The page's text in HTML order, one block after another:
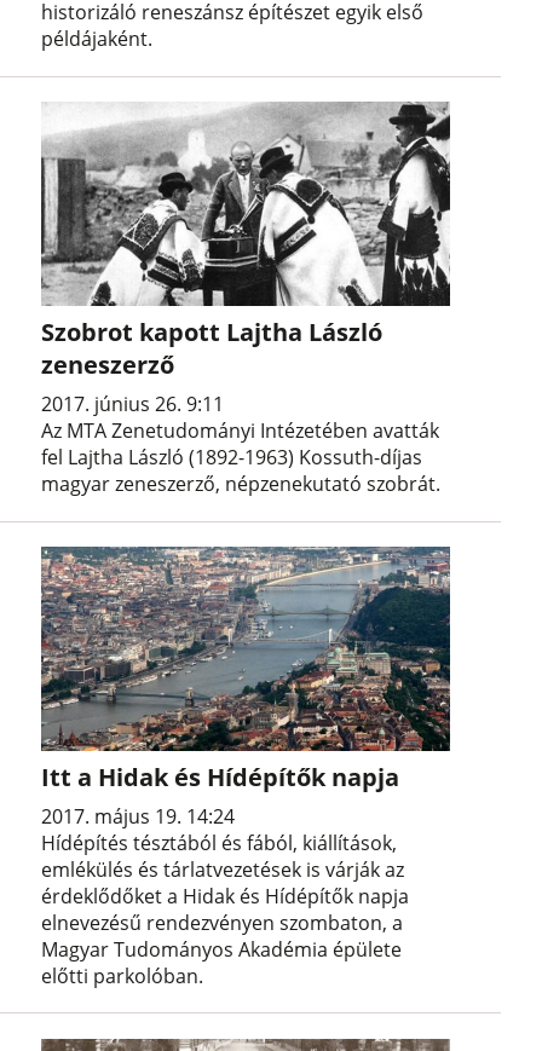
historizáló reneszánsz építészet egyik első
példájaként.
Szobrot kapott Lajtha László
zeneszerző
2017. június 26. 9:11
Az MTA Zenetudományi Intézetében avatták
fel Lajtha László (1892-1963) Kossuth-díjas
magyar zeneszerző, népzenekutató szobrát.
Itt a Hidak és Hídépítők napja
2017. május 19. 14:24
Hídépítés tésztából és fából, kiállítások,
emlékülés és tárlatvezetések is várják az
érdeklődőket a Hidak és Hídépítők napja
elnevezésű rendezvényen szombaton, a
Magyar Tudományos Akadémia épülete
előtti parkolóban.